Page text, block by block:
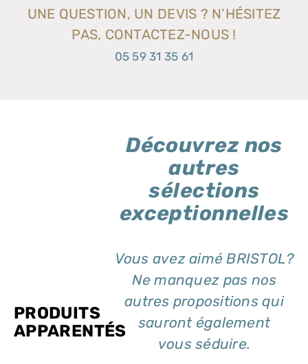
UNE QUESTION, UN DEVIS ? N’HÉSITEZ
PAS, CONTACTEZ-NOUS !
05 59 31 35 61
Découvrez nos
autres
sélections
exceptionnelles
Vous avez aimé BRISTOL?
Ne manquez pas nos
autres propositions qui
sauront également
vous séduire.
PRODUITS
APPARENTÉS